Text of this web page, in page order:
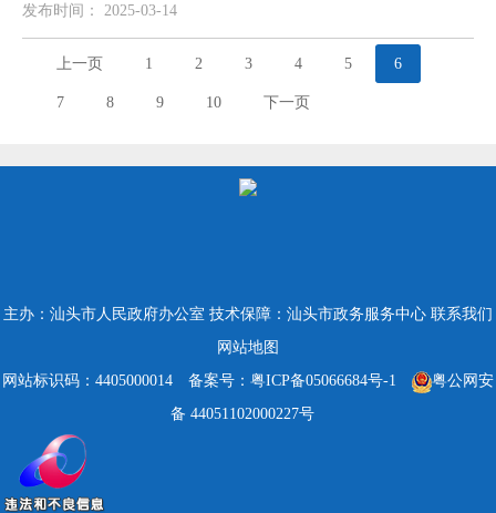
发布时间： 2025-03-14
上一页 1 2 3 4 5 6
7 8 9 10 下一页
主办：汕头市人民政府办公室 技术保障：汕头市政务服务中心 联系我们
网站地图
网站标识码：4405000014
备案号：粤ICP备05066684号-1
粤公网安
备 44051102000227号